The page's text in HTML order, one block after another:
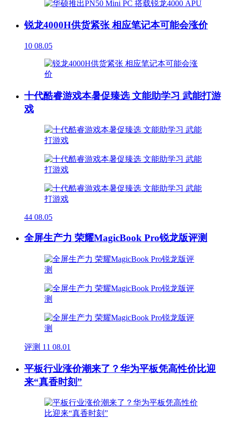
锐龙4000H供货紧张 相应笔记本可能会涨价
10 08.05
十代酷睿游戏本暑促臻选 文能助学习 武能打游
戏
44 08.05
全屏生产力 荣耀MagicBook Pro锐龙版评测
评测 11 08.01
平板行业涨价潮来了？华为平板凭高性价比迎
来“真香时刻”